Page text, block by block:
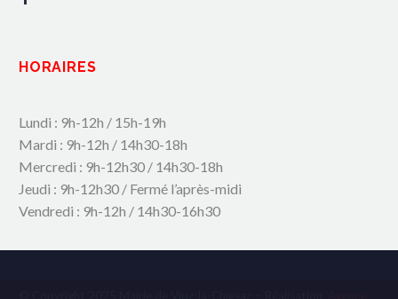
HORAIRES
Lundi : 9h-12h / 15h-19h
Mardi : 9h-12h / 14h30-18h
Mercredi : 9h-12h30 / 14h30-18h
Jeudi : 9h-12h30 / Fermé l’après-midi
Vendredi : 9h-12h / 14h30-16h30